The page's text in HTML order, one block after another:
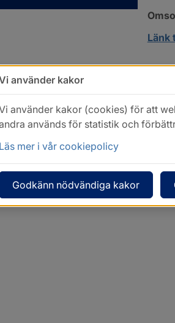
Länk
använder kakor
använder kakor (cookies) för att
används för statistik och
Läs mer i vår cookiepolicy
Godkänn nödvändiga kakor